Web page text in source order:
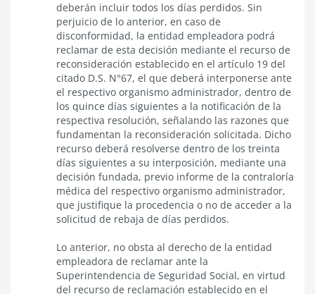
deberán incluir todos los días perdidos. Sin
perjuicio de lo anterior, en caso de
disconformidad, la entidad empleadora podrá
reclamar de esta decisión mediante el recurso de
reconsideración establecido en el artículo 19 del
citado D.S. N°67, el que deberá interponerse ante
el respectivo organismo administrador, dentro de
los quince días siguientes a la notificación de la
respectiva resolución, señalando las razones que
fundamentan la reconsideración solicitada. Dicho
recurso deberá resolverse dentro de los treinta
días siguientes a su interposición, mediante una
decisión fundada, previo informe de la contraloría
médica del respectivo organismo administrador,
que justifique la procedencia o no de acceder a la
solicitud de rebaja de días perdidos.
Lo anterior, no obsta al derecho de la entidad
empleadora de reclamar ante la
Superintendencia de Seguridad Social, en virtud
del recurso de reclamación establecido en el